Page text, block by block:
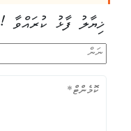
ޚިޔާލު ފާޅު ކުރައްވާ !